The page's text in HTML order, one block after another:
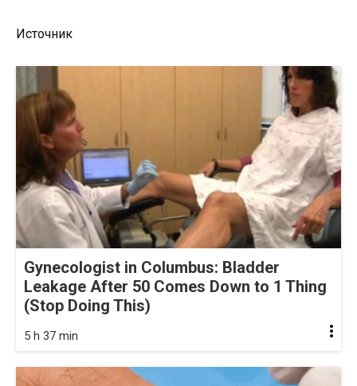
Источник
Gynecologist in Columbus: Bladder
Leakage After 50 Comes Down to 1 Thing
(Stop Doing This)
5 h 37 min